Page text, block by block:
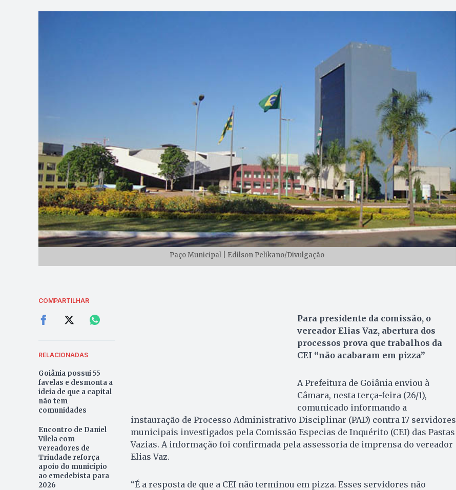
Paço Municipal | Edilson Pelikano/Divulgação
COMPARTILHAR
RELACIONADAS
Goiânia possui 55
favelas e desmonta a
ideia de que a capital
não tem
comunidades
Encontro de Daniel
Vilela com
vereadores de
Trindade reforça
apoio do município
ao emedebista para
2026
Para presidente da comissão, o
vereador Elias Vaz, abertura dos
processos prova que trabalhos da
CEI “não acabaram em pizza”
A Prefeitura de Goiânia enviou à
Câmara, nesta terça-feira (26/1),
comunicado informando a
instauração de Processo Administrativo Disciplinar (PAD) contra 17 servidores
municipais investigados pela Comissão Especias de Inquérito (CEI) das Pastas
Vazias. A informação foi confirmada pela assessoria de imprensa do vereador
Elias Vaz.
“É a resposta de que a CEI não terminou em pizza. Esses servidores não